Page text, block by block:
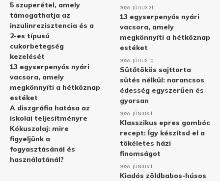
5 szuperétel, amely
támogathatja az
inzulinrezisztencia és a
2-es típusú
cukorbetegség
kezelését
13 egyserpenyős nyári
vacsora, amely
megkönnyíti a hétköznap
estéket
A diszgráfia hatása az
iskolai teljesítményre
Kókuszolaj: mire
figyeljünk a
fogyasztásánál és
használatánál?
2026. JÚLIUS 31.
13 egyserpenyős nyári
vacsora, amely
megkönnyíti a hétköznap
estéket
2026. JÚLIUS 10.
Sütőtökös sajttorta
sütés nélkül: narancsos
édesség egyszerűen és
gyorsan
2026. JÚNIUS 1.
Klasszikus epres gombóc
recept: Így készítsd el a
tökéletes házi
finomságot
2026. JÚNIUS 1.
Kiadós zöldbabos-húsos